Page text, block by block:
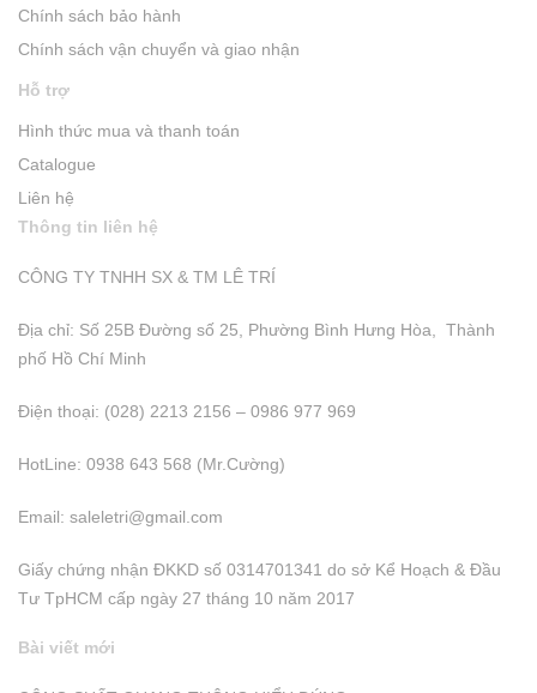
Chính sách bảo hành
Chính sách vận chuyển và giao nhận
Hỗ trợ
Hình thức mua và thanh toán
Catalogue
Liên hệ
Thông tin liên hệ
CÔNG TY TNHH SX & TM LÊ TRÍ
Địa chỉ: Số 25B Đường số 25, Phường Bình Hưng Hòa, Thành
phố Hồ Chí Minh
Điện thoại: (028) 2213 2156 – 0986 977 969
HotLine: 0938 643 568 (Mr.Cường)
Email: saleletri@gmail.com
Giấy chứng nhận ĐKKD số 0314701341 do sở Kể Hoạch & Đầu
Tư TpHCM cấp ngày 27 tháng 10 năm 2017
Bài viết mới